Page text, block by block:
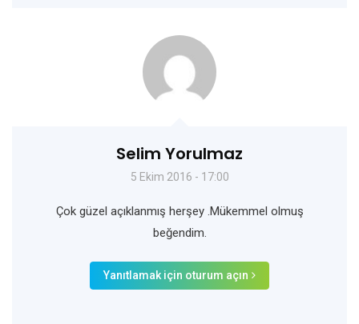
Selim Yorulmaz
5 Ekim 2016 - 17:00
Çok güzel açıklanmış herşey .Mükemmel olmuş
beğendim.
Yanıtlamak için oturum açın